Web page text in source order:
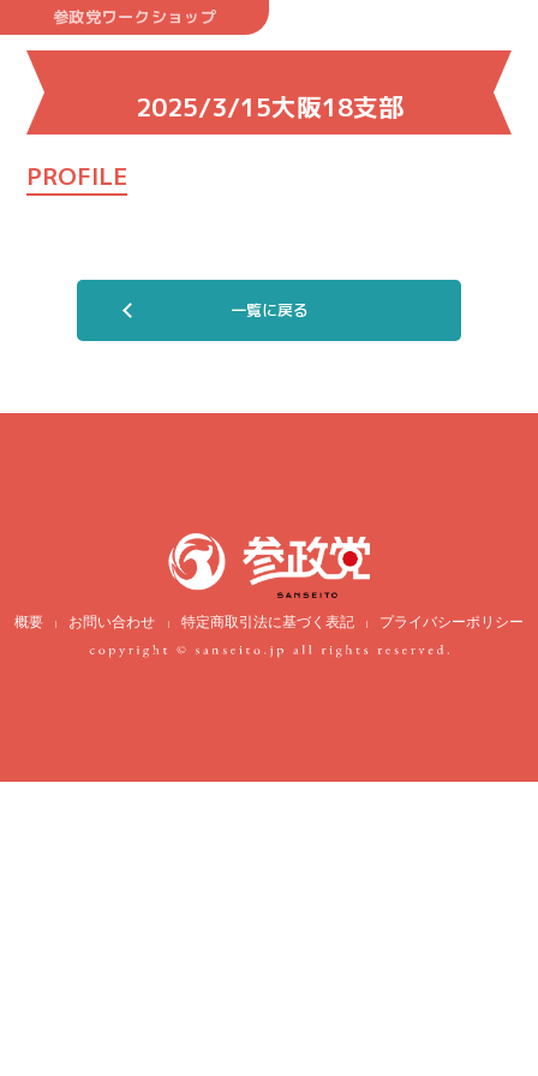
参政党ワークショップ
2025/3/15大阪18支部
PROFILE
一覧に戻る
概要 | お問い合わせ | 特定商取引法に基づく表記 | プライバシーポリシー